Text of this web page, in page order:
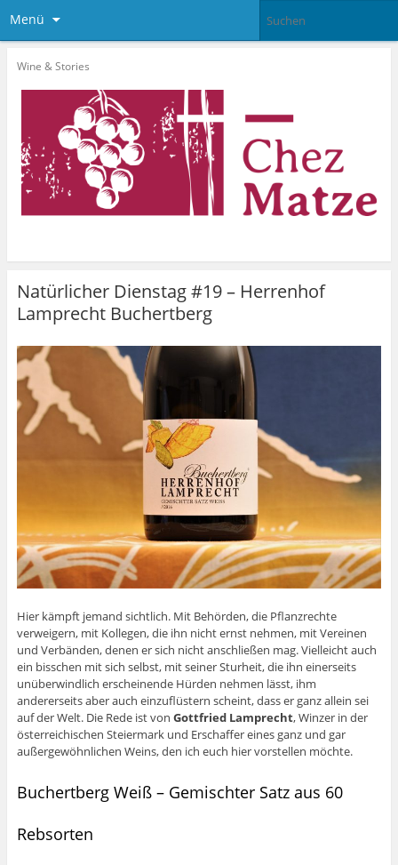
Menü
Wine & Stories
Natürlicher Dienstag #19 – Herrenhof
Lamprecht Buchertberg
Hier kämpft jemand sichtlich. Mit Behörden, die Pflanzrechte
verweigern, mit Kollegen, die ihn nicht ernst nehmen, mit Vereinen
und Verbänden, denen er sich nicht anschließen mag. Vielleicht auch
ein bisschen mit sich selbst, mit seiner Sturheit, die ihn einerseits
unüberwindlich erscheinende Hürden nehmen lässt, ihm
andererseits aber auch einzuflüstern scheint, dass er ganz allein sei
auf der Welt. Die Rede ist von Gottfried Lamprecht, Winzer in der
österreichischen Steiermark und Erschaffer eines ganz und gar
außergewöhnlichen Weins, den ich euch hier vorstellen möchte.
Buchertberg Weiß – Gemischter Satz aus 60
Rebsorten